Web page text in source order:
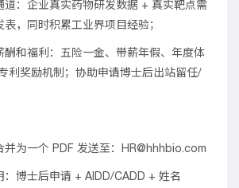
道：企业真实药物研发数据 + 真实靶点需
，同时积累工业界项目经验；
酬和福利：五险一金、带薪年假、年度体
利奖励机制；协助申请博士后出站留任/
并为一个 PDF 发送至：HR@hhhbio.com
：博士后申请 + AIDD/CADD + 姓名